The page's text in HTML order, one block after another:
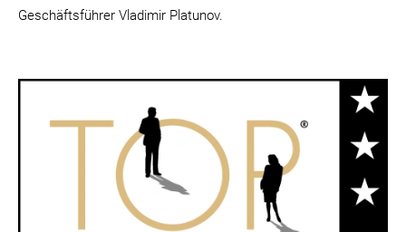
Geschäftsführer Vladimir Platunov.